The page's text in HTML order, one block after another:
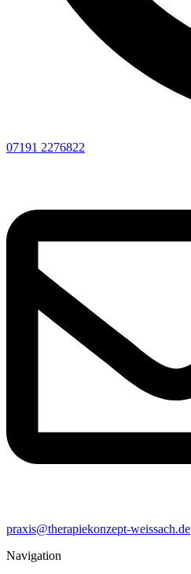
07191 2276822
praxis@therapiekonzept-weissach.de
Navigation